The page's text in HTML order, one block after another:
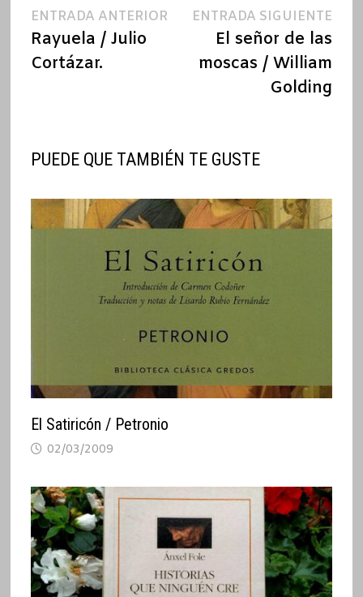
Navegación
de
ENTRADA ANTERIOREntrada
anterior:
Rayuela / Julio
Cortázar.
ENTRADA SIGUIENTE
El señor de las
moscas / William
Golding
PUEDE QUE TAMBIÉN TE GUSTE
El Satiricón / Petronio
02/03/2009